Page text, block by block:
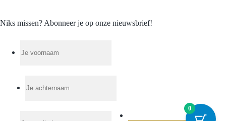
Niks missen? Abonneer je op onze nieuwsbrief!
0